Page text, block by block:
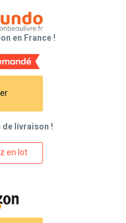
en France !
livraison !
en lot